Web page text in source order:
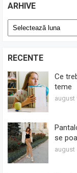
ARHIVE
Arhive
RECENTE
Ce
teme
august
se
august